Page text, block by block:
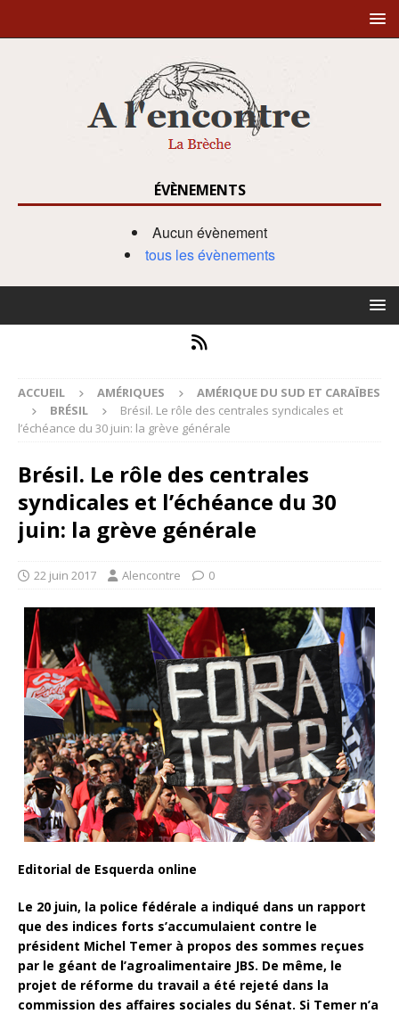
ÉVÈNEMENTS
Aucun évènement
tous les évènements
ACCUEIL AMÉRIQUES
AMÉRIQUE DU SUD ET CARAÏBES
BRÉSIL
Brésil. Le rôle des centrales syndicales et
l’échéance du 30 juin: la grève générale
Brésil. Le rôle des centrales
syndicales et l’échéance du 30
juin: la grève générale
22 juin 2017 Alencontre 0
Editorial de Esquerda online
Le 20 juin, la police fédérale a indiqué dans un rapport
que des indices forts s’accumulaient contre le
président Michel Temer à propos des sommes reçues
par le géant de l’agroalimentaire JBS. De même, le
projet de réforme du travail a été rejeté dans la
commission des affaires sociales du Sénat. Si Temer n’a